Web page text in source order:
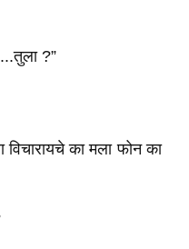
?”
का मला फोन का